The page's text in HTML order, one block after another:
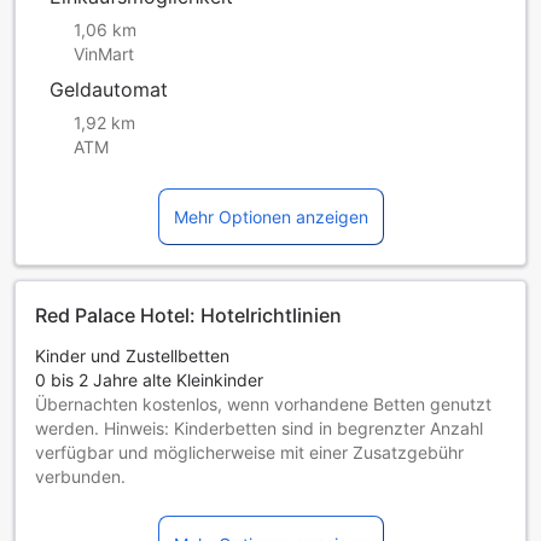
1,06 km
VinMart
Geldautomat
1,92 km
ATM
Mehr Optionen anzeigen
Red Palace Hotel: Hotelrichtlinien
Kinder und Zustellbetten
0 bis 2 Jahre alte Kleinkinder
Übernachten kostenlos, wenn vorhandene Betten genutzt
werden. Hinweis: Kinderbetten sind in begrenzter Anzahl
verfügbar und möglicherweise mit einer Zusatzgebühr
verbunden.
Übernachtung gratis, wenn das Kind ein vorhandenes Bett